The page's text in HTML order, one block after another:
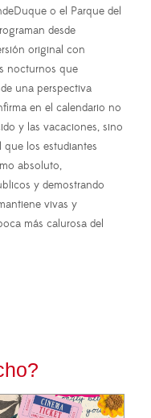
o el Parque del
desde
original con
nocturnos que
una perspectiva
en el calendario no
y las vacaciones, sino
los estudiantes
absoluto,
y demostrando
vivas y
más calurosa del